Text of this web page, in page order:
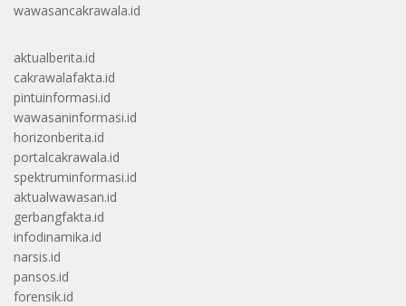
wawasancakrawala.id
aktualberita.id
cakrawalafakta.id
pintuinformasi.id
wawasaninformasi.id
horizonberita.id
portalcakrawala.id
spektruminformasi.id
aktualwawasan.id
gerbangfakta.id
infodinamika.id
narsis.id
pansos.id
forensik.id